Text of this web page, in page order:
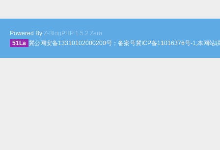
Powered By Z-BlogPHP 1.5.2 Zero
51La 冀公网安备13310102000200号；备案号冀ICP备11016376号-1;本网站